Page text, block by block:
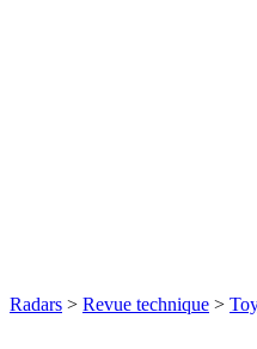
Radars > Revue technique >